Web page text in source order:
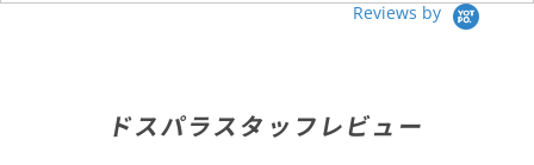
Reviews by
ドスパラスタッフレビュー